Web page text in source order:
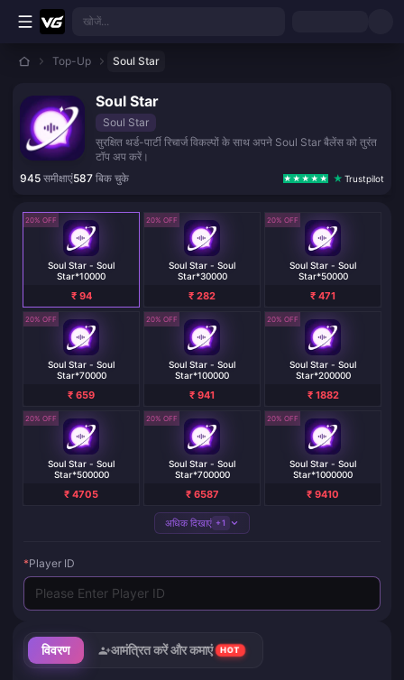
मुख्य सामग्री पर जाएं
खोजें...
Top-Up Soul Star
Soul Star
Soul Star
सुरक्षित थर्ड-पार्टी रिचार्ज विकल्पों के साथ अपने Soul Star बैलेंस को तुरंत
टॉप अप करें।
945 समीक्षाएं587 बिक चुके Trustpilot
विवरण आमंत्रित करें और कमाएं HOT
20% OFF
Soul Star - Soul
Star*10000
₹ 94
20% OFF
Soul Star - Soul
Star*30000
₹ 282
20% OFF
Soul Star - Soul
Star*50000
₹ 471
20% OFF
Soul Star - Soul
Star*70000
₹ 659
20% OFF
Soul Star - Soul
Star*100000
₹ 941
20% OFF
Soul Star - Soul
Star*200000
₹ 1882
20% OFF
Soul Star - Soul
Star*500000
₹ 4705
20% OFF
Soul Star - Soul
Star*700000
₹ 6587
20% OFF
Soul Star - Soul
Star*1000000
₹ 9410
अधिक दिखाएं +1
*Player ID